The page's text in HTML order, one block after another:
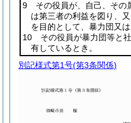
9 その役員が、自己、その
は第三者の利益を図り、
を目的として、暴力団又
10 その役員が暴力団等と
有しているとき。
別記様式第1号(第3条関係)